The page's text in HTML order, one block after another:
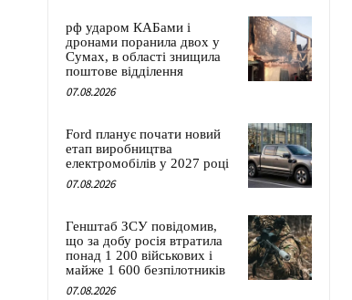
рф ударом КАБами і
дронами поранила двох у
Сумах, в області знищила
поштове відділення
07.08.2026
Ford планує почати новий
етап виробництва
електромобілів у 2027 році
07.08.2026
Генштаб ЗСУ повідомив,
що за добу росія втратила
понад 1 200 військових і
майже 1 600 безпілотників
07.08.2026